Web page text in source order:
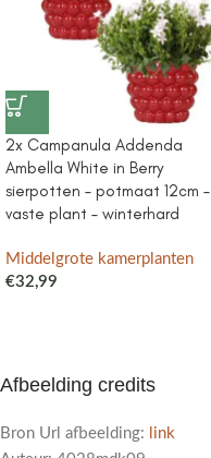
2x Campanula Addenda
Ambella White in Berry
sierpotten – potmaat 12cm –
vaste plant – winterhard
Middelgrote kamerplanten
€32,99
Afbeelding credits
Bron Url afbeelding:
link